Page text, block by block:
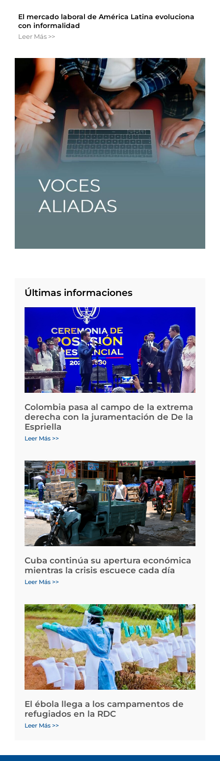
El mercado laboral de América Latina evoluciona
con informalidad
Leer Más >>
Últimas informaciones
Colombia pasa al campo de la extrema
derecha con la juramentación de De la
Espriella
Leer Más >>
Cuba continúa su apertura económica
mientras la crisis escuece cada día
Leer Más >>
El ébola llega a los campamentos de
refugiados en la RDC
Leer Más >>